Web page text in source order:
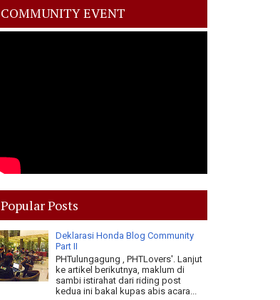
COMMUNITY EVENT
Popular Posts
Deklarasi Honda Blog Community
Part II
PHTulungagung , PHTLovers'. Lanjut
ke artikel berikutnya, maklum di
sambi istirahat dari riding post
kedua ini bakal kupas abis acara...